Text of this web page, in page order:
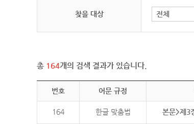
찾을 대상
총 164개의 검색 결과가 있습니다.
번호 어문 규정
164 한글 맞춤법 본문>제3